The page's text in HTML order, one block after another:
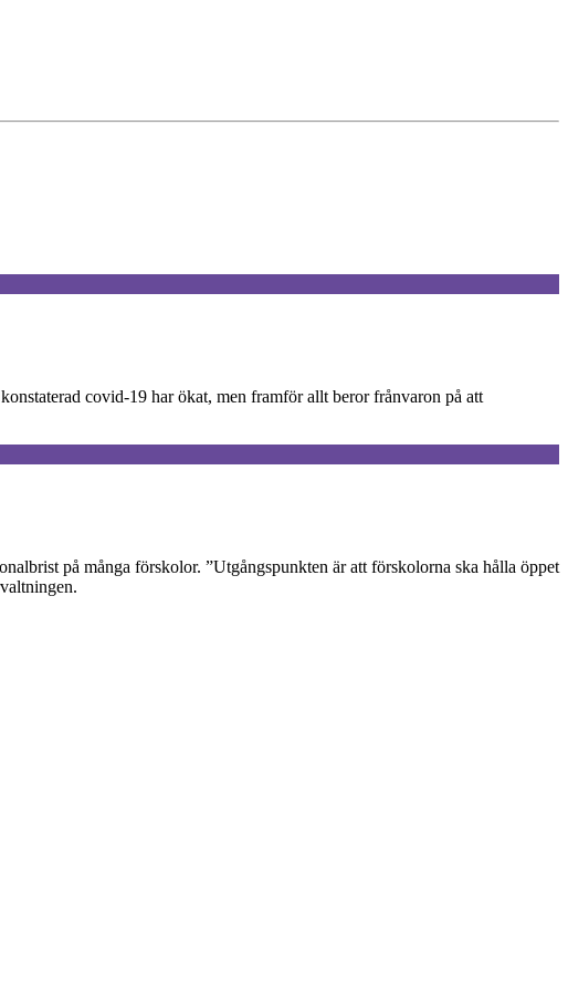
covid-19 har ökat, men framför allt beror frånvaron på att
på många förskolor. ”Utgångspunkten är att förskolorna ska hålla öppet